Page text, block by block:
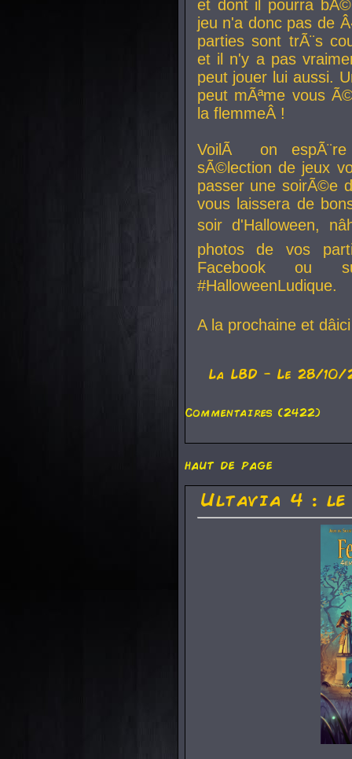
et dont il pourra
jeu n'a donc pas de
parties sont trÃ¨s
et il n'y a pas
peut jouer lui aussi.
peut mÃªme vous
la flemmeÂ !
VoilÃ on
sÃ©lection de jeux
passer une soirÃ©e
vous laissera de
soir d'Halloween,
photos de vos
Facebook ou
#HalloweenLudique.
A la prochaine et
La LBD - Le 28/10/
Commentaires (2422)
haut de page
Ultavia 4 :